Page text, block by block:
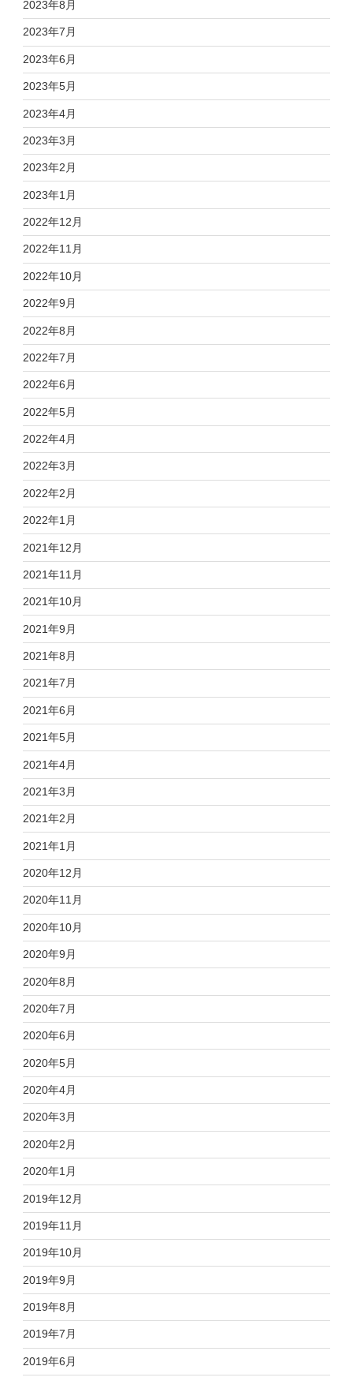
2023年8月
2023年7月
2023年6月
2023年5月
2023年4月
2023年3月
2023年2月
2023年1月
2022年12月
2022年11月
2022年10月
2022年9月
2022年8月
2022年7月
2022年6月
2022年5月
2022年4月
2022年3月
2022年2月
2022年1月
2021年12月
2021年11月
2021年10月
2021年9月
2021年8月
2021年7月
2021年6月
2021年5月
2021年4月
2021年3月
2021年2月
2021年1月
2020年12月
2020年11月
2020年10月
2020年9月
2020年8月
2020年7月
2020年6月
2020年5月
2020年4月
2020年3月
2020年2月
2020年1月
2019年12月
2019年11月
2019年10月
2019年9月
2019年8月
2019年7月
2019年6月